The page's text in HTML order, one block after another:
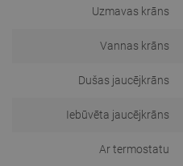
Uzmavas krāns
Vannas krāns
Dušas jaucējkrāns
Iebūvēta jaucējkrāns
Ar termostatu